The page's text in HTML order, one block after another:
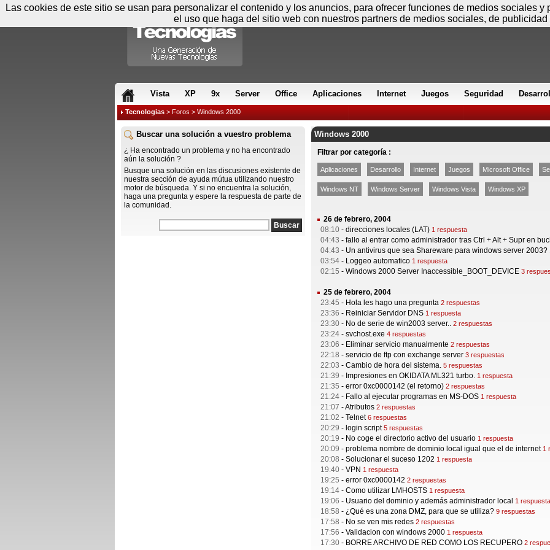
Vista XP 9x Server Office Aplicaciones Internet Juegos Seguridad
Tecnologias > Foros > Windows 2000
Buscar una solución a vuestro problema
¿ Ha encontrado un problema y no ha encontrado
aún la solución ?
Busque una solución en las discusiones existente de
nuestra sección de ayuda mútua utilizando nuestro
motor de búsqueda. Y si no encuentra la solución,
haga una pregunta y espere la respuesta de parte de
la comunidad.
Windows 2000
Filtrar por categoría :
Aplicaciones Desarrollo Internet Juegos Microsoft Office
Windows NT Windows Server Windows Vista Windows XP
26 de febrero, 2004
08:10 - direcciones locales (LAT) 1 respuesta
04:43 - fallo al entrar como administrador tras Ctrl + Alt + Supr en
04:43 - Un antivirus que sea Shareware para windows server 2003?
03:54 - Loggeo automatico 1 respuesta
02:15 - Windows 2000 Server Inaccessible_BOOT_DEVICE 3
25 de febrero, 2004
23:45 - Hola les hago una pregunta 2 respuestas
23:36 - Reiniciar Servidor DNS 1 respuesta
23:30 - No de serie de win2003 server.. 2 respuestas
23:24 - svchost.exe 4 respuestas
23:06 - Eliminar servicio manualmente 2 respuestas
22:18 - servicio de ftp con exchange server 3 respuestas
22:03 - Cambio de hora del sistema. 5 respuestas
21:39 - Impresiones en OKIDATA ML321 turbo. 1 respuesta
21:35 - error 0xc0000142 (el retorno) 2 respuestas
21:24 - Fallo al ejecutar programas en MS-DOS 1 respuesta
21:07 -Atributos 2 respuestas
21:02 - Telnet 6 respuestas
20:29 - login script 5 respuestas
20:19 - No coge el directorio activo del usuario 1 respuesta
20:09 - problema nombre de dominio local igual que el de internet 1
20:08 - Solucionar el suceso 1202 1 respuesta
19:40 - VPN 1 respuesta
19:25 - error 0xc0000142 2 respuestas
19:14 - Como utilizar LMHOSTS 1 respuesta
19:06 - Usuario del dominio y además administrador local 1 respuesta
18:58 - ¿Qué es una zona DMZ, para que se utiliza? 9 respuestas
17:58 - No se ven mis redes 2 respuestas
17:56 - Validacion con windows 2000 1 respuesta
17:30 - BORRE ARCHIVO DE RED COMO LOS RECUPERO 2
Las cookies de este sitio se usan para personalizar el contenido y los anuncios, para ofrecer funciones de medios sociales
el uso que haga del sitio web con nuestros partners de medios sociales, de